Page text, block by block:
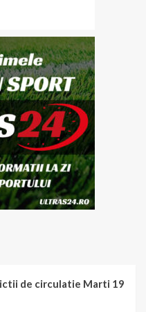
de circulatie Marti 19